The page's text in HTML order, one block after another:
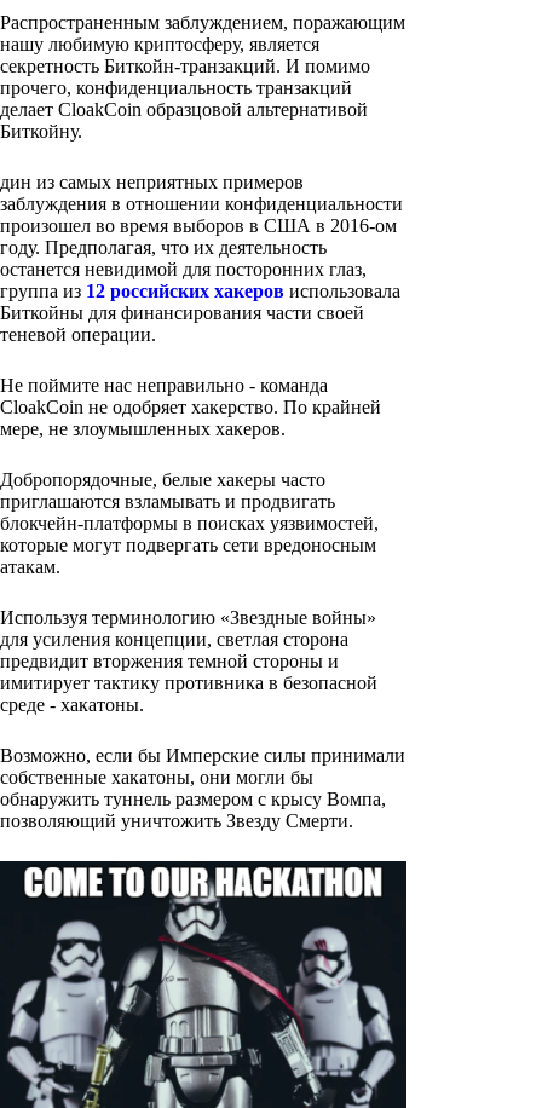
Распространенным заблуждением, поражающим
нашу любимую криптосферу, является
секретность Биткойн-транзакций. И помимо
прочего, конфиденциальность транзакций
делает CloakCoin образцовой альтернативой
Биткойну.
дин из самых неприятных примеров
заблуждения в отношении конфиденциальности
произошел во время выборов в США в 2016-ом
году. Предполагая, что их деятельность
останется невидимой для посторонних глаз,
группа из 12 российских хакеров использовала
Биткойны для финансирования части своей
теневой операции.
Не поймите нас неправильно - команда
CloakCoin не одобряет хакерство. По крайней
мере, не злоумышленных хакеров.
Добропорядочные, белые хакеры часто
приглашаются взламывать и продвигать
блокчейн-платформы в поисках уязвимостей,
которые могут подвергать сети вредоносным
атакам.
Используя терминологию «Звездные войны»
для усиления концепции, светлая сторона
предвидит вторжения темной стороны и
имитирует тактику противника в безопасной
среде - хакатоны.
Возможно, если бы Имперские силы принимали
собственные хакатоны, они могли бы
обнаружить туннель размером с крысу Вомпа,
позволяющий уничтожить Звезду Смерти.